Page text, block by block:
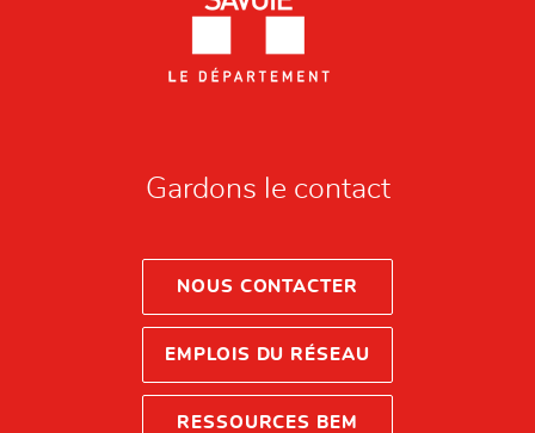
Gardons le contact
NOUS CONTACTER
EMPLOIS DU RÉSEAU
RESSOURCES BEM